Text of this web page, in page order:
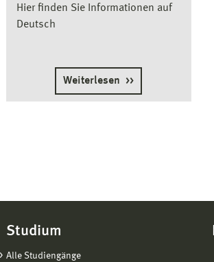
Hier finden Sie Informationen auf
Deutsch
Weiterlesen
Studium
Alle Studiengänge